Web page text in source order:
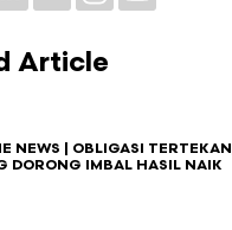
Article
NEWS | OBLIGASI
DORONG IMBAL HASIL NAIK